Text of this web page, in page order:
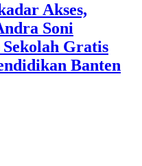
Akses,
Soni
Gratis
Banten